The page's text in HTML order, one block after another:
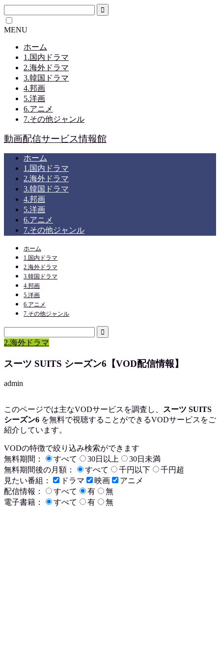
MENU
ホーム
1.国内ドラマ
2.海外ドラマ
3.韓国ドラマ
4.邦画
5.洋画
6.アニメ
7.その他ジャンル
動画配信サービス情報館
ホーム
1.国内ドラマ
2.海外ドラマ
3.韓国ドラマ
4.邦画
5.洋画
6.アニメ
7.その他ジャンル
ホーム
1.国内ドラマ
2.海外ドラマ
3.韓国ドラマ
4.邦画
5.洋画
6.アニメ
7.その他ジャンル
2.海外ドラマ
スーツ SUITS シーズン6【VOD配信情報】
admin
このページでは主なVODサービスを調査し、 スーツ SUITS
シーズン6 を無料で視聴することができるVODサービスをご
紹介しています。
VODの特徴で絞り込み検索ができます
無料期間：
すべて 30日以上
30日未満
無料期間後の月額：
すべて 千円以下
千円超
見たい番組：
ドラマ 映画
アニメ
配信情報：
すべて 有
無
電子書籍：
すべて 有 無